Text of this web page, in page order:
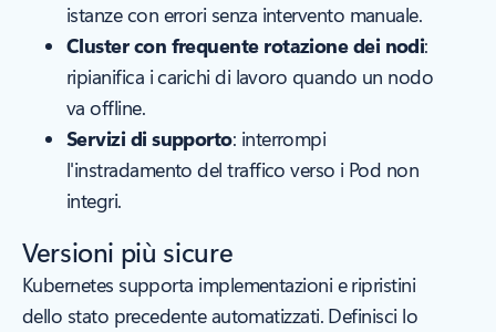
istanze con errori senza intervento manuale.
Cluster con frequente rotazione dei nodi:
ripianifica i carichi di lavoro quando un nodo
va offline.
Servizi di supporto: interrompi
l'instradamento del traffico verso i Pod non
integri.
Versioni più sicure
Kubernetes supporta implementazioni e ripristini
dello stato precedente automatizzati. Definisci lo